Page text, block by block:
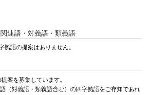
連語・対義語・類義語
熟語の提案はありません。
案を募集しています。
（対義語・類義語含む）の四字熟語をご存知であれ